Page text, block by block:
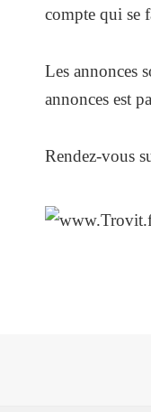
compte qui se
Les annonces
annonces est
Rendez-vous